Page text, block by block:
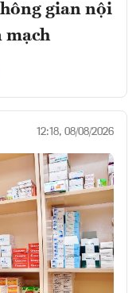
gian nội
mạch
12:18, 08/08/2026